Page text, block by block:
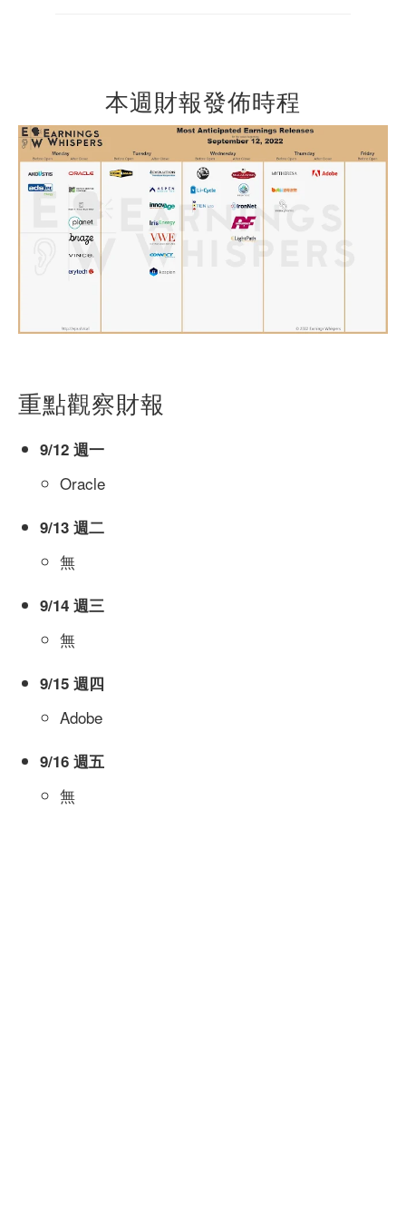
本週財報發佈時程
重點觀察財報
9/12 週一
Oracle
9/13 週二
無
9/14 週三
無
9/15 週四
Adobe
9/16 週五
無